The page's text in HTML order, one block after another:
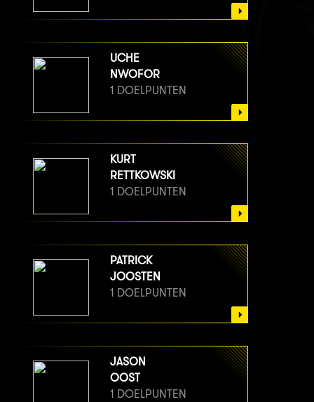
UCHE
NWOFOR
1 DOELPUNTEN
KURT
RETTKOWSKI
1 DOELPUNTEN
PATRICK
JOOSTEN
1 DOELPUNTEN
JASON
OOST
1 DOELPUNTEN